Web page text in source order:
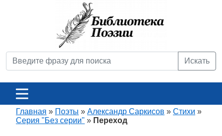
Искать
Главная » Поэты » Александр Саркисов » Стихи »
Серия "Без серии" » Переход